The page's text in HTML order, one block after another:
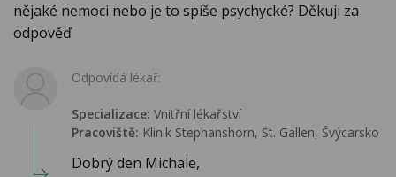
nějaké nemoci nebo je to spíše psychycké? Děkuji za
odpověď
Odpovídá lékař:
Specializace: Vnitřní lékařství
Pracoviště: Klinik Stephanshorn, St. Gallen, Švýcarsko
Dobrý den Michale,